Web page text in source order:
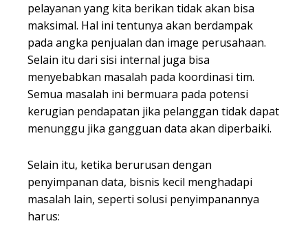
pelayanan yang kita berikan tidak akan bisa
maksimal. Hal ini tentunya akan berdampak
pada angka penjualan dan image perusahaan.
Selain itu dari sisi internal juga bisa
menyebabkan masalah pada koordinasi tim.
Semua masalah ini bermuara pada potensi
kerugian pendapatan jika pelanggan tidak dapat
menunggu jika gangguan data akan diperbaiki.
Selain itu, ketika berurusan dengan
penyimpanan data, bisnis kecil menghadapi
masalah lain, seperti solusi penyimpanannya
harus: